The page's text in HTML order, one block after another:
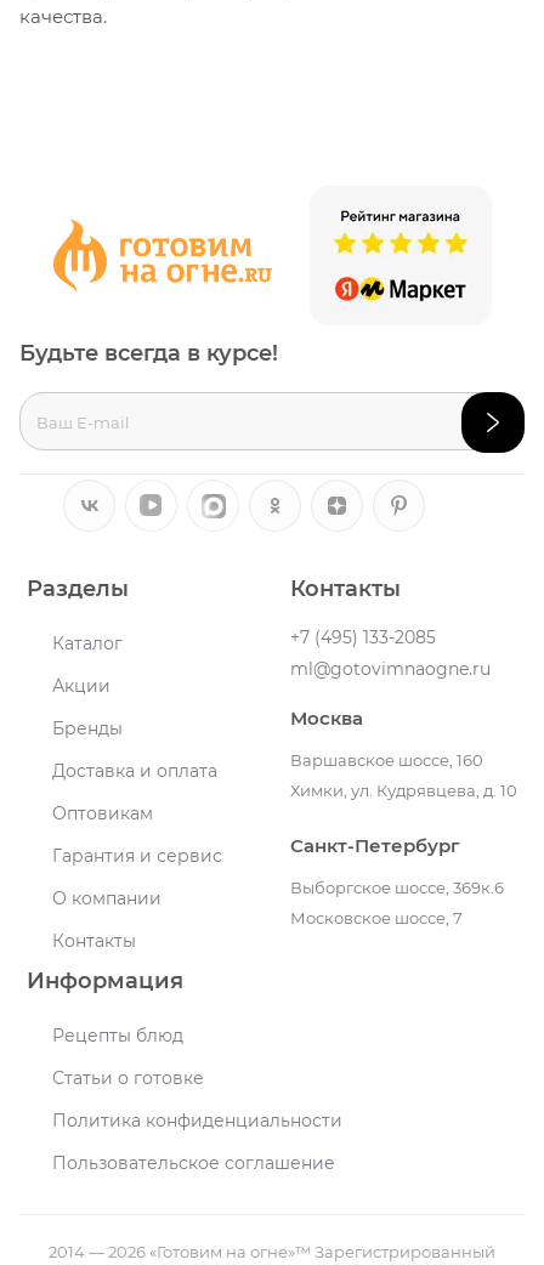
качества.
Разделы
Каталог
Акции
Бренды
Доставка и оплата
Оптовикам
Гарантия и сервис
О компании
Контакты
Информация
Рецепты блюд
Статьи о готовке
Политика конфиденциальности
Пользовательское соглашение
Контакты
+7 (495) 133-2085
ml@gotovimnaogne.ru
Москва
Варшавское шоссе, 160
Химки, ул. Кудрявцева, д. 10
Санкт-Петербург
Выборгское шоссе, 369к.6
Московское шоссе, 7
Будьте всегда в курсе!
2014 — 2026 «Готовим на огне»™ Зарегистрированный